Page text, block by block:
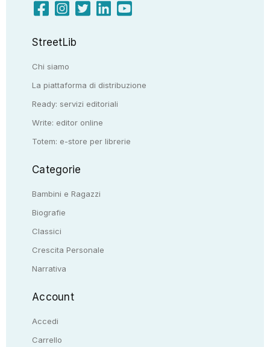
StreetLib
Chi siamo
La piattaforma di distribuzione
Ready: servizi editoriali
Write: editor online
Totem: e-store per librerie
Categorie
Bambini e Ragazzi
Biografie
Classici
Crescita Personale
Narrativa
Account
Accedi
Carrello